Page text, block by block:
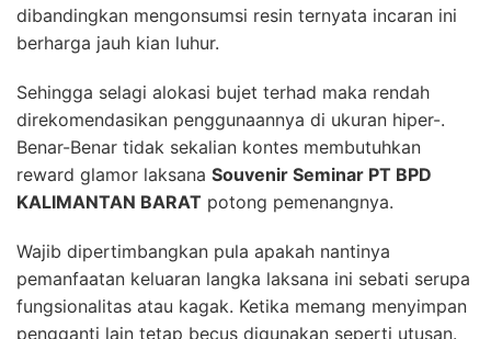
dibandingkan mengonsumsi resin ternyata incaran ini
berharga jauh kian luhur.
Sehingga selagi alokasi bujet terhad maka rendah
direkomendasikan penggunaannya di ukuran hiper-.
Benar-Benar tidak sekalian kontes membutuhkan
reward glamor laksana Souvenir Seminar PT BPD
KALIMANTAN BARAT potong pemenangnya.
Wajib dipertimbangkan pula apakah nantinya
pemanfaatan keluaran langka laksana ini sebati serupa
fungsionalitas atau kagak. Ketika memang menyimpan
pengganti lain tetap becus digunakan seperti utusan.